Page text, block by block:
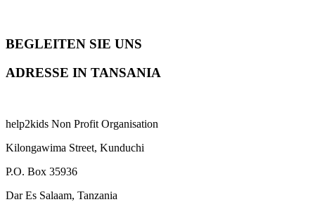
BEGLEITEN SIE UNS
ADRESSE IN TANSANIA
help2kids Non Profit Organisation
Kilongawima Street, Kunduchi
P.O. Box 35936
Dar Es Salaam, Tanzania